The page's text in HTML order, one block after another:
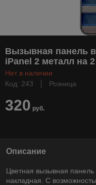
Вызывная панель
iPanel 2 металл на
Нет в наличии
Код: 243
Розница
320 руб.
Описание
Цветная вызывная
накладная. С